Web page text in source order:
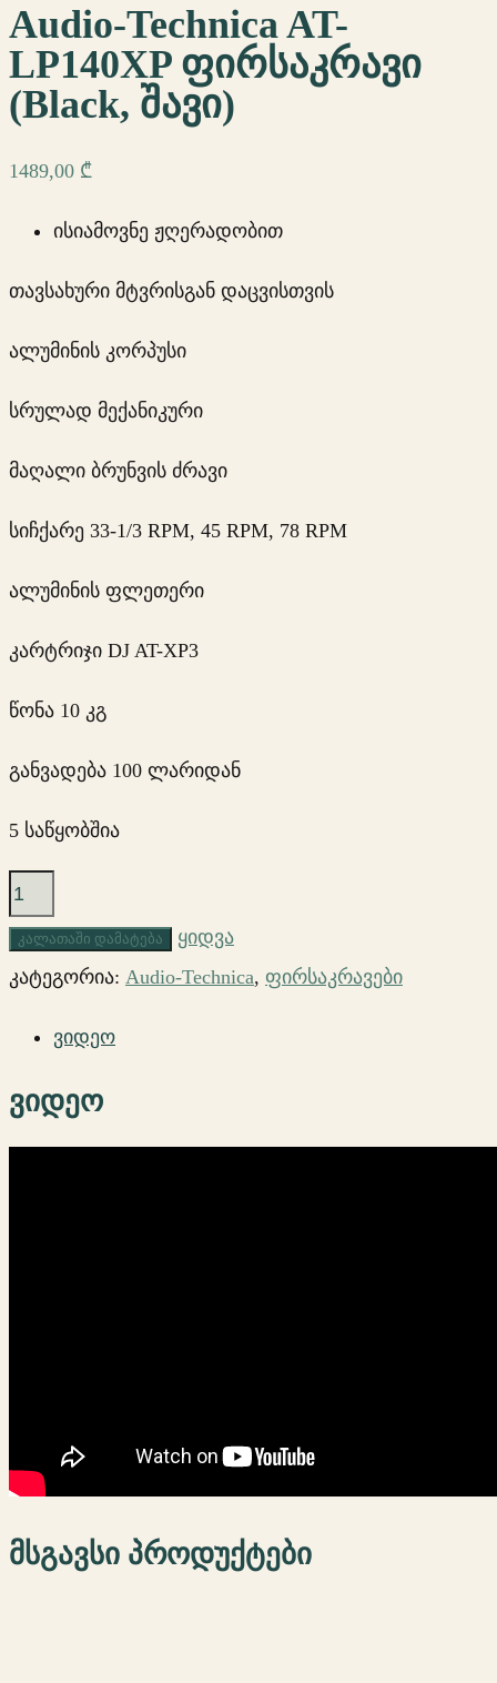
Audio-Technica AT-
LP140XP ფირსაკრავი
(Black, შავი)
1489,00 ₾
ისიამოვნე ჟღერადობით
თავსახური მტვრისგან დაცვისთვის
ალუმინის კორპუსი
სრულად მექანიკური
მაღალი ბრუნვის ძრავი
სიჩქარე 33-1/3 RPM, 45 RPM, 78 RPM
ალუმინის ფლეთერი
კარტრიჯი DJ AT-XP3
წონა 10 კგ
განვადება 100 ლარიდან
5 საწყობშია
რაოდენობა:
Audio-
Technica
LP140XP
ფირსაკრავი
კალათაში დამატება
ყიდვა
კატეგორია: Audio-Technica, ფირსაკრავები
ვიდეო
ვიდეო
მსგავსი პროდუქტები